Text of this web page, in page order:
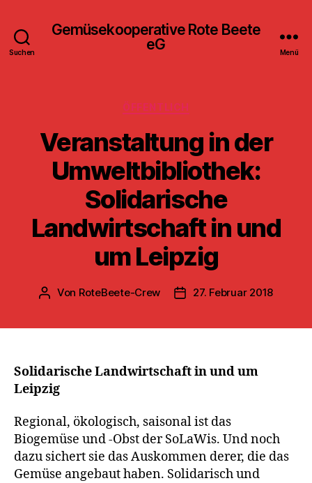
Suchen
Gemüsekooperative Rote Beete
eG
Menü
Kategorien
ÖFFENTLICH
Veranstaltung in der
Umweltbibliothek:
Solidarische
Landwirtschaft in und
um Leipzig
Beitragsautor
Von RoteBeete-Crew Veröffentlichungsdatum
27. Februar 2018
Solidarische Landwirtschaft in und um
Leipzig
Regional, ökologisch, saisonal ist das
Biogemüse und -Obst der SoLaWis. Und noch
dazu sichert sie das Auskommen derer, die das
Gemüse angebaut haben. Solidarisch und